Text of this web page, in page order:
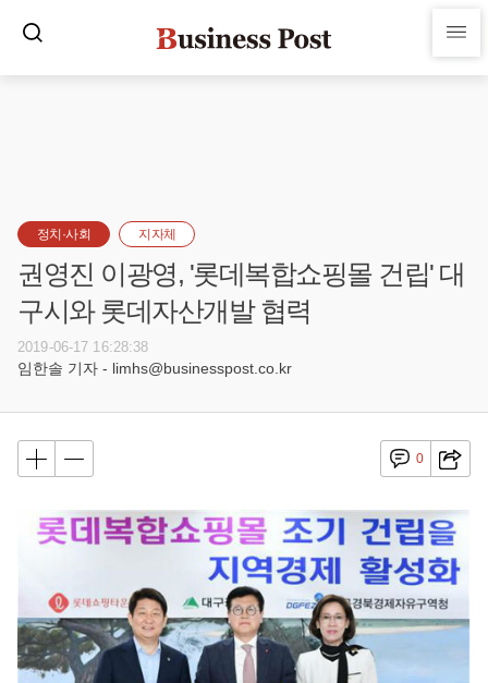
정치·사회 지자체
권영진 이광영, '롯데복합쇼핑몰 건립' 대
구시와 롯데자산개발 협력
2019-06-17 16:28:38
임한솔 기자 - limhs@businesspost.co.kr
0